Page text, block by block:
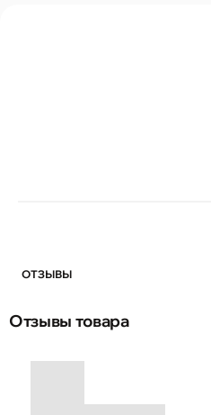
ОТЗЫВЫ
Отзывы товара